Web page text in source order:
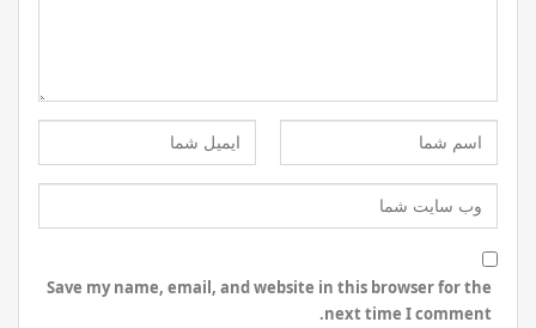
Save my name, email, and website in this browser for the
next time I comment.